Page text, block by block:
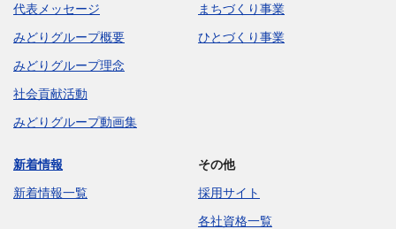
代表メッセージ
みどりグループ概要
みどりグループ理念
社会貢献活動
みどりグループ動画集
まちづくり事業
ひとづくり事業
新着情報
新着情報一覧
その他
採用サイト
各社資格一覧